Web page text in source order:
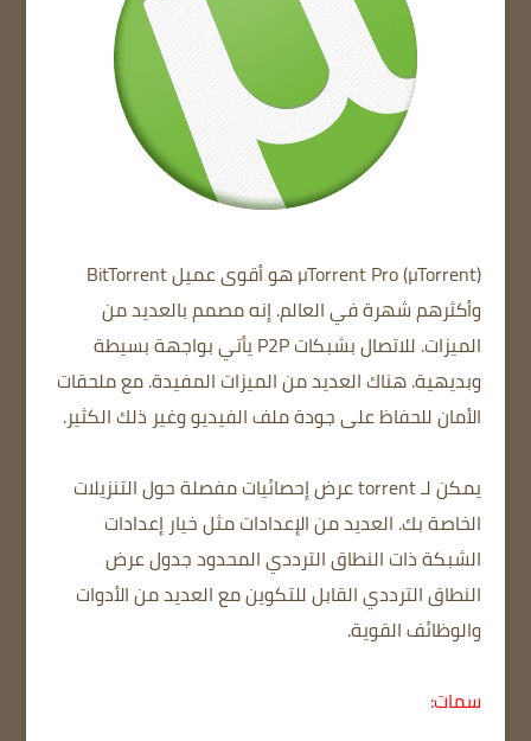
µTorrent Pro (µTorrent) هو أقوى عميل BitTorrent
وأكثرهم شهرة في العالم. إنه مصمم بالعديد من
الميزات. للاتصال بشبكات P2P يأتي بواجهة بسيطة
وبديهية. هناك العديد من الميزات المفيدة. مع ملحقات
الأمان للحفاظ على جودة ملف الفيديو وغير ذلك الكثير.
يمكن لـ torrent عرض إحصائيات مفصلة حول التنزيلات
الخاصة بك. العديد من الإعدادات مثل خيار إعدادات
الشبكة ذات النطاق الترددي المحدود جدول عرض
النطاق الترددي القابل للتكوين مع العديد من الأدوات
والوظائف القوية.
سمات: